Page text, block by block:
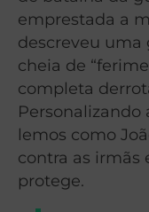
emprestada a
descreveu uma
cheia de
completa
Personalizando
lemos como
contra as irmãs
protege.